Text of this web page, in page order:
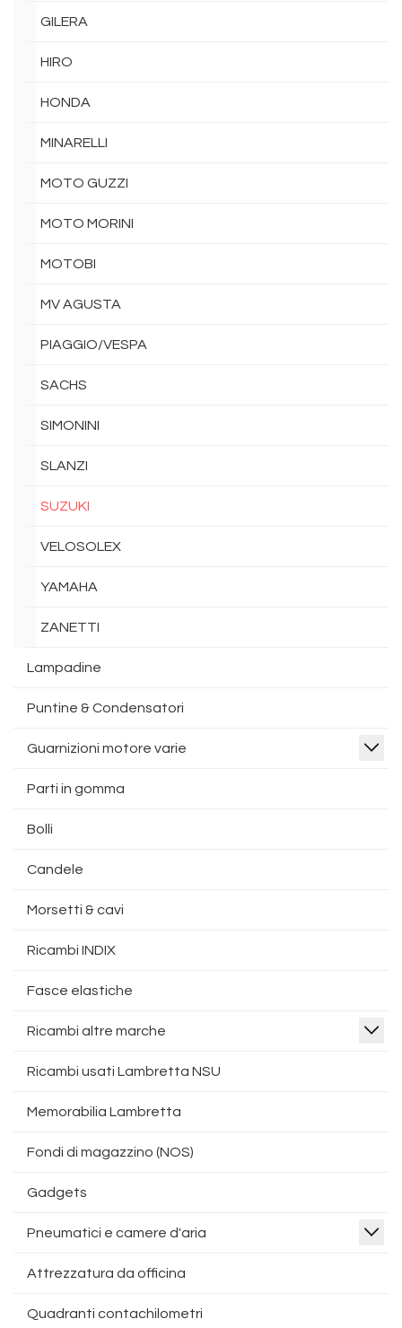
GILERA
HIRO
HONDA
MINARELLI
MOTO GUZZI
MOTO MORINI
MOTOBI
MV AGUSTA
PIAGGIO/VESPA
SACHS
SIMONINI
SLANZI
SUZUKI
VELOSOLEX
YAMAHA
ZANETTI
Lampadine
Puntine & Condensatori
Guarnizioni motore varie
Parti in gomma
Bolli
Candele
Morsetti & cavi
Ricambi INDIX
Fasce elastiche
Ricambi altre marche
Ricambi usati Lambretta NSU
Memorabilia Lambretta
Fondi di magazzino (NOS)
Gadgets
Pneumatici e camere d'aria
Attrezzatura da officina
Quadranti contachilometri